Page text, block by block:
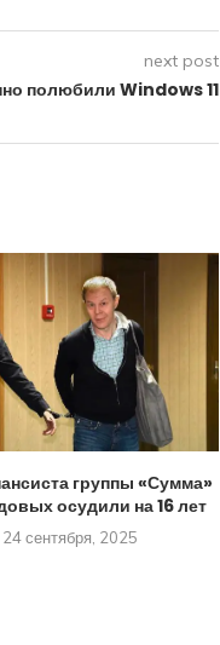
next post
полюбили Windows 11
группы «Сумма»
осудили на 16 лет
24 сентября, 2025